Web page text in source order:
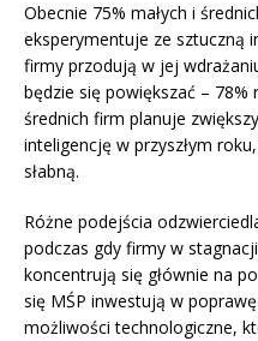
Obecnie 75% małych i
eksperymentuje ze sztuczną
firmy przodują w jej
będzie się powiększać – 78%
średnich firm planuje
inteligencję w przyszłym
słabną.
Różne podejścia
podczas gdy firmy w
koncentrują się głównie na
się MŚP inwestują w
możliwości technologiczne,